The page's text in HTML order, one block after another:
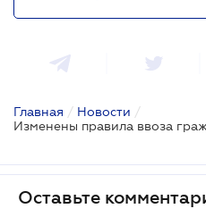
Главная / Новости /
Оставьте